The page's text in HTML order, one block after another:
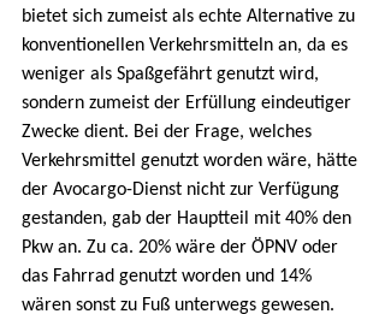
bietet sich zumeist als echte Alternative zu
konventionellen Verkehrsmitteln an, da es
weniger als Spaßgefährt genutzt wird,
sondern zumeist der Erfüllung eindeutiger
Zwecke dient. Bei der Frage, welches
Verkehrsmittel genutzt worden wäre, hätte
der Avocargo-Dienst nicht zur Verfügung
gestanden, gab der Hauptteil mit 40% den
Pkw an. Zu ca. 20% wäre der ÖPNV oder
das Fahrrad genutzt worden und 14%
wären sonst zu Fuß unterwegs gewesen.